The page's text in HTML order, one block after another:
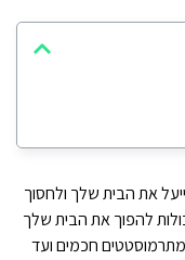
את הבית שלך ולחסוך
להפוך את הבית שלך
חכמים ועד